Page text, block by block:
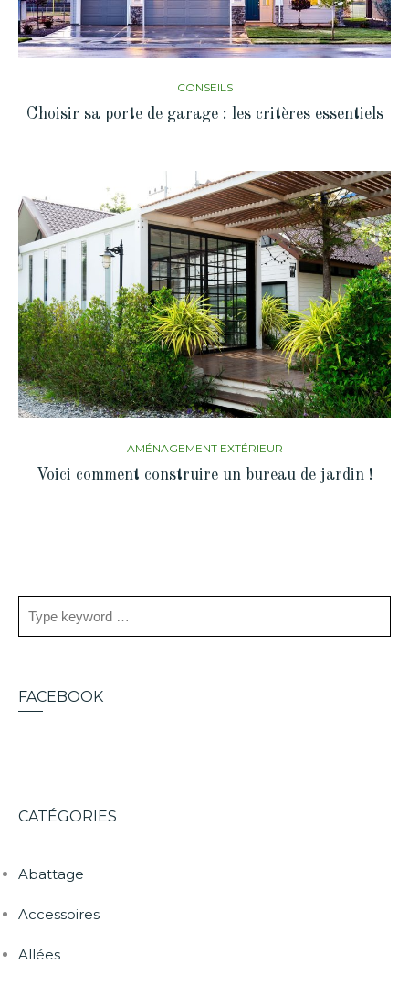
CONSEILS
Choisir sa porte de garage : les critères essentiels
AMÉNAGEMENT EXTÉRIEUR
Voici comment construire un bureau de jardin !
FACEBOOK
CATÉGORIES
Abattage
Accessoires
Allées